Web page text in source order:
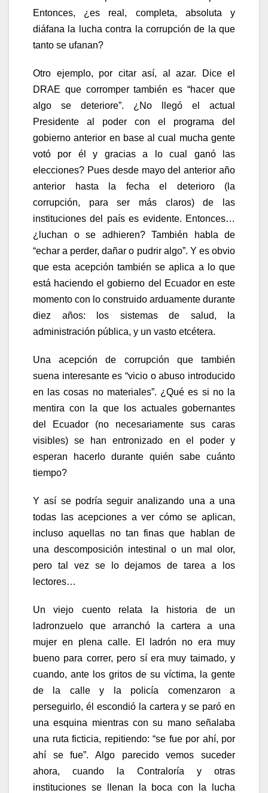
Entonces, ¿es real, completa, absoluta y
diáfana la lucha contra la corrupción de la que
tanto se ufanan?
Otro ejemplo, por citar así, al azar. Dice el
DRAE que corromper también es “hacer que
algo se deteriore”. ¿No llegó el actual
Presidente al poder con el programa del
gobierno anterior en base al cual mucha gente
votó por él y gracias a lo cual ganó las
elecciones? Pues desde mayo del anterior año
anterior hasta la fecha el deterioro (la
corrupción, para ser más claros) de las
instituciones del país es evidente. Entonces…
¿luchan o se adhieren? También habla de
“echar a perder, dañar o pudrir algo”. Y es obvio
que esta acepción también se aplica a lo que
está haciendo el gobierno del Ecuador en este
momento con lo construido arduamente durante
diez años: los sistemas de salud, la
administración pública, y un vasto etcétera.
Una acepción de corrupción que también
suena interesante es “vicio o abuso introducido
en las cosas no materiales”. ¿Qué es si no la
mentira con la que los actuales gobernantes
del Ecuador (no necesariamente sus caras
visibles) se han entronizado en el poder y
esperan hacerlo durante quién sabe cuánto
tiempo?
Y así se podría seguir analizando una a una
todas las acepciones a ver cómo se aplican,
incluso aquellas no tan finas que hablan de
una descomposición intestinal o un mal olor,
pero tal vez se lo dejamos de tarea a los
lectores…
Un viejo cuento relata la historia de un
ladronzuelo que arranchó la cartera a una
mujer en plena calle. El ladrón no era muy
bueno para correr, pero sí era muy taimado, y
cuando, ante los gritos de su víctima, la gente
de la calle y la policía comenzaron a
perseguirlo, él escondió la cartera y se paró en
una esquina mientras con su mano señalaba
una ruta ficticia, repitiendo: “se fue por ahí, por
ahí se fue”. Algo parecido vemos suceder
ahora, cuando la Contraloría y otras
instituciones se llenan la boca con la lucha